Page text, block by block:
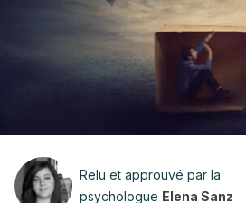
Relu et approuvé par la
psychologue Elena Sanz